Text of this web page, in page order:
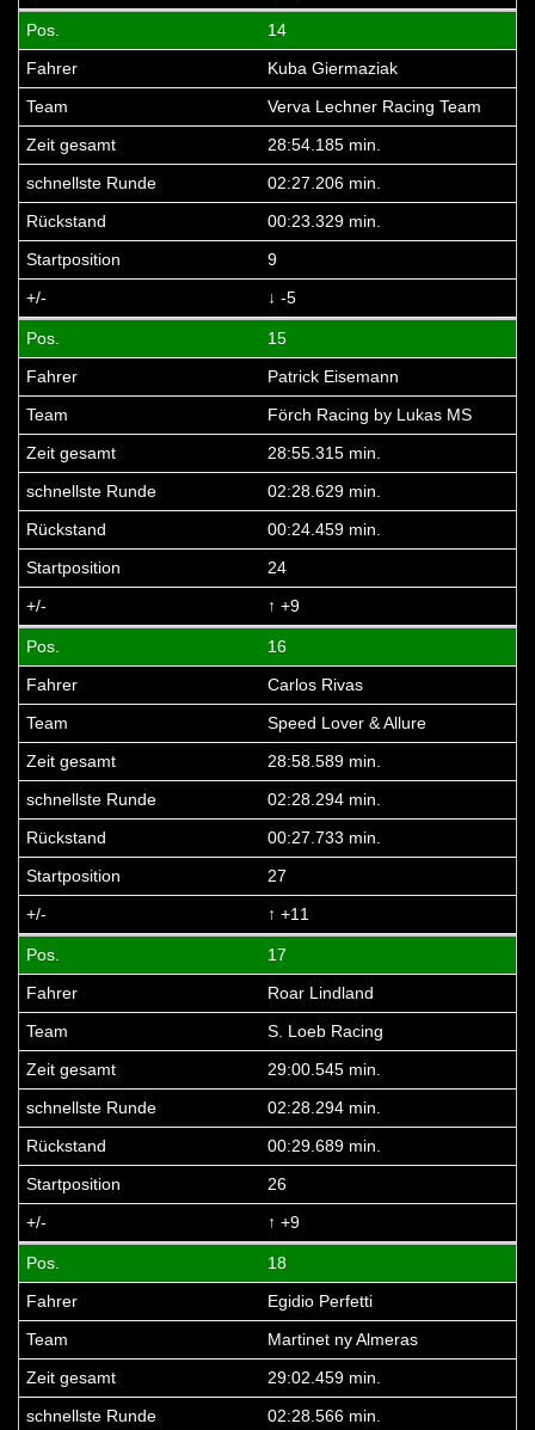
14
Kuba Giermaziak
Verva Lechner Racing Team
28:54.185 min.
02:27.206 min.
00:23.329 min.
9
↓ -5
15
Patrick Eisemann
Förch Racing by Lukas MS
28:55.315 min.
02:28.629 min.
00:24.459 min.
24
↑ +9
16
Carlos Rivas
Speed Lover & Allure
28:58.589 min.
02:28.294 min.
00:27.733 min.
27
↑ +11
17
Roar Lindland
S. Loeb Racing
29:00.545 min.
02:28.294 min.
00:29.689 min.
26
↑ +9
18
Egidio Perfetti
Martinet ny Almeras
29:02.459 min.
02:28.566 min.